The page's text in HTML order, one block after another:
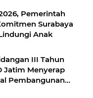
Pemerintah
Surabaya
Anak
III Tahun
Jatim Menyerap
Pembangunan